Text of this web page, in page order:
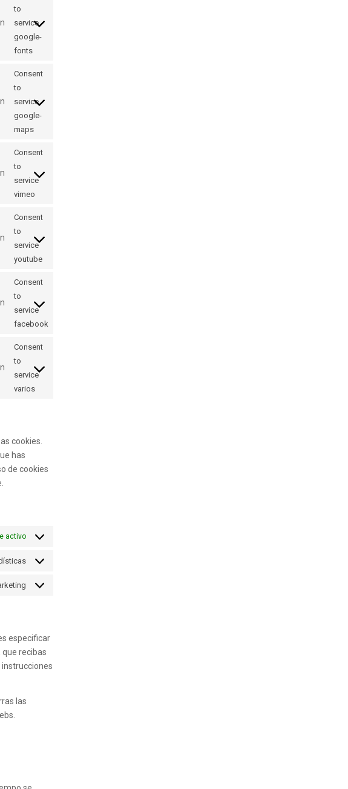
to
service
google-
fonts
Consent
to
service
google-
maps
Consent
to
service
vimeo
Consent
to
service
youtube
Consent
to
service
facebook
Consent
to
service
varios
cookies.
has
de cookies
activo
especificar
recibas
las